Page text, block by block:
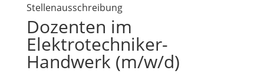
Stellenausschreibung
Dozenten im
Elektrotechniker-
Handwerk (m/w/d)